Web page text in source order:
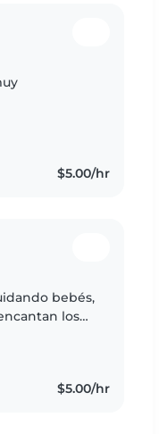
$5.00/hr
bebés,
los
$5.00/hr